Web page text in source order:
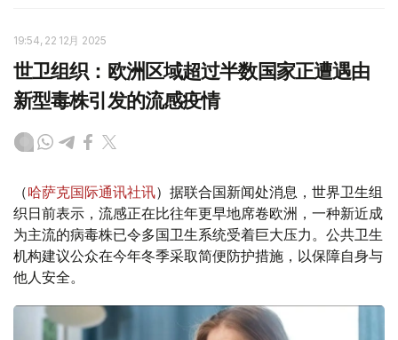
19:54, 22 12月 2025
世卫组织：欧洲区域超过半数国家正遭遇由
新型毒株引发的流感疫情
（哈萨克国际通讯社讯）据联合国新闻处消息，世界卫生组
织日前表示，流感正在比往年更早地席卷欧洲，一种新近成
为主流的病毒株已令多国卫生系统受着巨大压力。公共卫生
机构建议公众在今年冬季采取简便防护措施，以保障自身与
他人安全。